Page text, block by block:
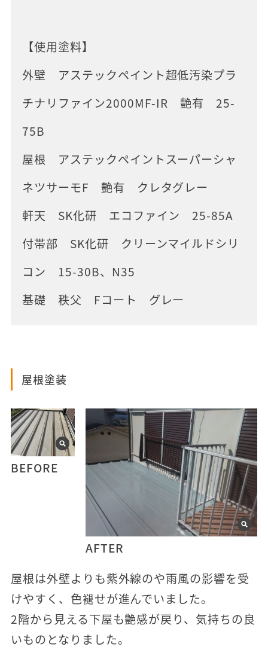
【使用塗料】
外壁 アステックペイント超低汚染プラ
チナリファイン2000MF-IR 艶有 25-
75B
屋根 アステックペイントスーパーシャ
ネツサーモF 艶有 クレタグレー
軒天 SK化研 エコファイン 25-85A
付帯部 SK化研 クリーンマイルドシリ
コン 15-30B、N35
基礎 秩父 Fコート グレー
屋根塗装
BEFORE
AFTER
屋根は外壁よりも紫外線のや雨風の影響を受
けやすく、色褪せが進んでいました。
2階から見える下屋も艶感が戻り、気持ちの良
いものとなりました。